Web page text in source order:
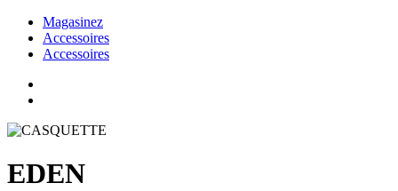
Magasinez
Accessoires
Accessoires
EDEN